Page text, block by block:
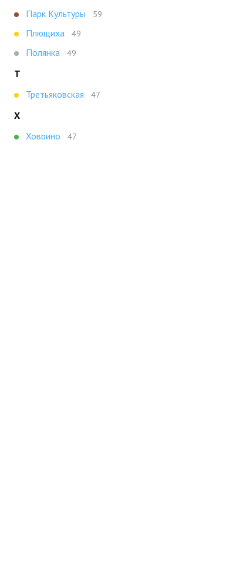
Парк Культуры
59
Плющиха 49
Полянка 49
Т
Третьяковская
47
Х
Ховрино
47